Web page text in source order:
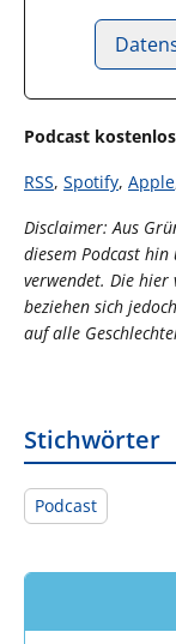
Podcast
RSS, Spotify, Apple
Disclaimer: Aus
diesem Podcast
verwendet. Die hier
beziehen sich
auf alle
Stichwörter
Podcast